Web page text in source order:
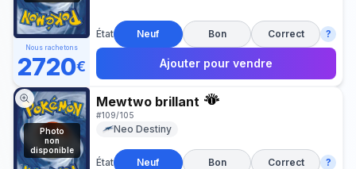
Nous rachetons
2720€
État Neuf Bon Correct ?
Ajouter pour vendre
Photo
non
disponible
Mewtwo brillant
#109/105
Neo Destiny
État Neuf Bon Correct ?